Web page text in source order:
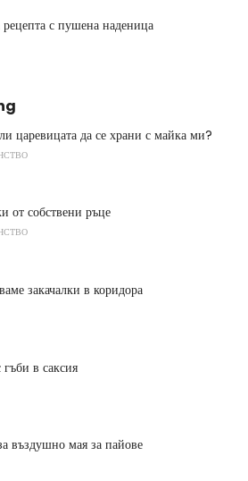
рецепта с пушена наденица
царевицата да се храни с майка ми?
от собствени ръце
закачалки в коридора
в саксия
въздушно мая за пайове